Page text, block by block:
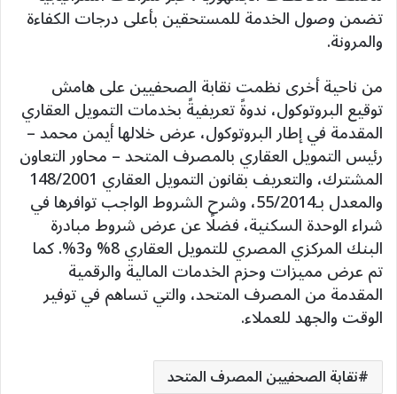
تضمن وصول الخدمة للمستحقين بأعلى درجات الكفاءة
والمرونة.
من ناحية أخرى نظمت نقابة الصحفيين على هامش
توقيع البروتوكول، ندوةً تعريفيةً بخدمات التمويل العقاري
المقدمة في إطار البروتوكول، عرض خلالها أيمن محمد –
رئيس التمويل العقاري بالمصرف المتحد – محاور التعاون
المشترك، والتعريف بقانون التمويل العقاري 148/2001
والمعدل بـ55/2014، وشرح الشروط الواجب توافرها في
شراء الوحدة السكنية، فضلًا عن عرض شروط مبادرة
البنك المركزي المصري للتمويل العقاري 8% و3%. كما
تم عرض مميزات وحزم الخدمات المالية والرقمية
المقدمة من المصرف المتحد، والتي تساهم في توفير
الوقت والجهد للعملاء.
نقابة الصحفيين المصرف المتحد